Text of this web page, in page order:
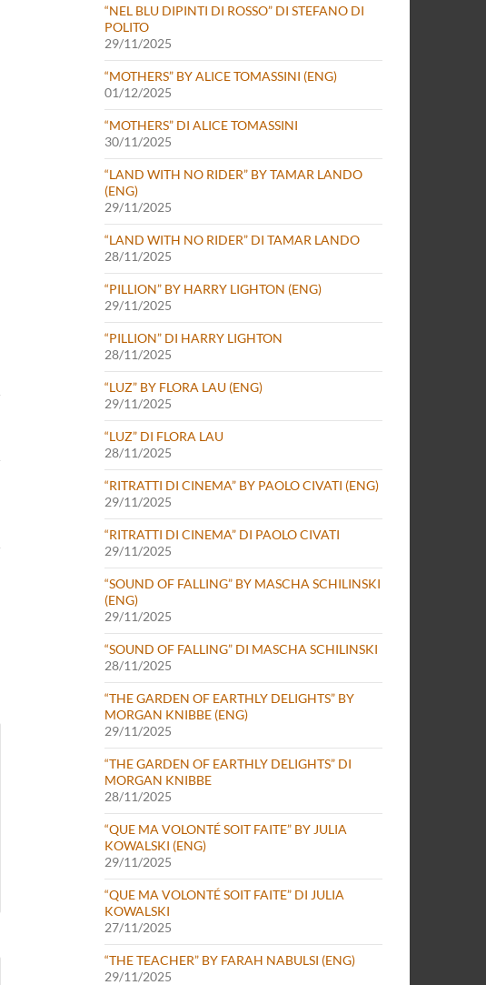
“NEL BLU DIPINTI DI ROSSO” DI STEFANO DI
POLITO
29/11/2025
“MOTHERS” BY ALICE TOMASSINI (ENG)
01/12/2025
“MOTHERS” DI ALICE TOMASSINI
30/11/2025
“LAND WITH NO RIDER” BY TAMAR LANDO
(ENG)
29/11/2025
“LAND WITH NO RIDER” DI TAMAR LANDO
28/11/2025
“PILLION” BY HARRY LIGHTON (ENG)
29/11/2025
“PILLION” DI HARRY LIGHTON
28/11/2025
“LUZ” BY FLORA LAU (ENG)
29/11/2025
“LUZ” DI FLORA LAU
28/11/2025
“RITRATTI DI CINEMA” BY PAOLO CIVATI (ENG)
29/11/2025
“RITRATTI DI CINEMA” DI PAOLO CIVATI
29/11/2025
“SOUND OF FALLING” BY MASCHA SCHILINSKI
(ENG)
29/11/2025
“SOUND OF FALLING” DI MASCHA SCHILINSKI
28/11/2025
“THE GARDEN OF EARTHLY DELIGHTS” BY
MORGAN KNIBBE (ENG)
29/11/2025
“THE GARDEN OF EARTHLY DELIGHTS” DI
MORGAN KNIBBE
28/11/2025
“QUE MA VOLONTÉ SOIT FAITE” BY JULIA
KOWALSKI (ENG)
29/11/2025
“QUE MA VOLONTÉ SOIT FAITE” DI JULIA
KOWALSKI
27/11/2025
“THE TEACHER” BY FARAH NABULSI (ENG)
29/11/2025